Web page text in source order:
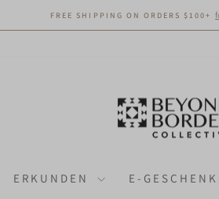
FREE SHIPPING ON ORDERS $100+
ERKUNDEN E-